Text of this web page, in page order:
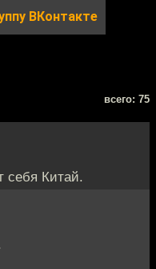
ВКонтакте
всего: 75
себя Китай.